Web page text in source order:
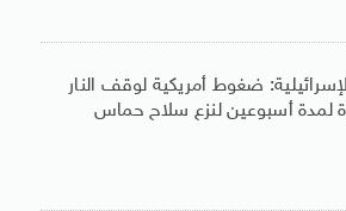
ضغوط أمريكية لوقف النار
لمدة أسبوعين لنزع سلاح حماس